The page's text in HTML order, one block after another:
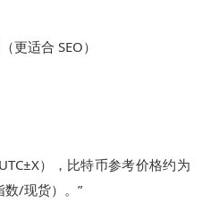
更适合 SEO）
），比特币参考价格约为
数/现货）。”